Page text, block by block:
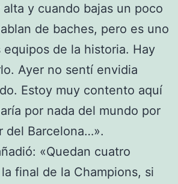
y cuando bajas un poco
de baches, pero es uno
equipos de la historia. Hay
Ayer no sentí envidia
Estoy muy contento aquí
por nada del mundo por
del Barcelona…».
«Quedan cuatro
final de la Champions, si